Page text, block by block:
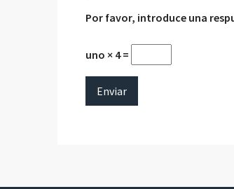
Por favor, introduce una
uno × 4 =